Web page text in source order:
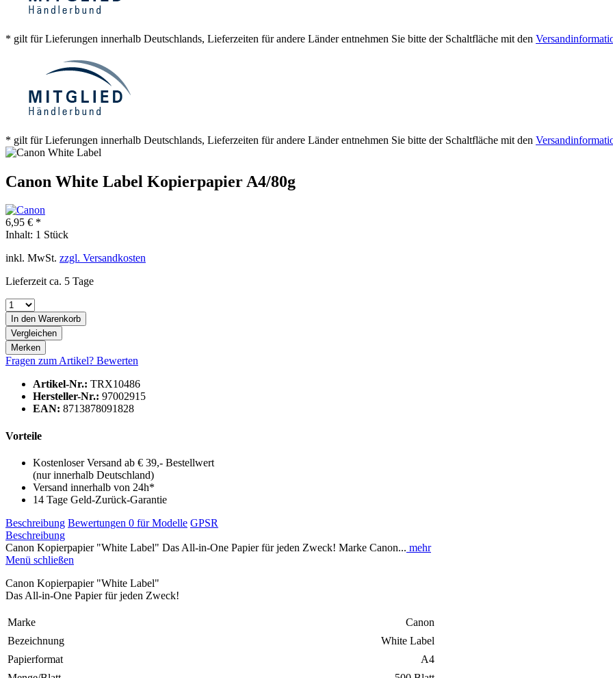
* gilt für Lieferungen innerhalb Deutschlands, Lieferzeiten für andere Länder entnehmen Sie bitte der Schaltfläche mit den
* gilt für Lieferungen innerhalb Deutschlands, Lieferzeiten für andere Länder entnehmen Sie bitte der Schaltfläche mit den
Canon White Label Kopierpapier A4/80g
6,95 € *
Inhalt: 1 Stück
inkl. MwSt. zzgl. Versandkosten
Lieferzeit ca. 5 Tage
In den Warenkorb
Vergleichen
Merken
Fragen zum Artikel? Bewerten
Artikel-Nr.: TRX10486
Hersteller-Nr.: 97002915
EAN: 8713878091828
Vorteile
Kostenloser Versand ab € 39,- Bestellwert
(nur innerhalb Deutschland)
Versand innerhalb von 24h*
14 Tage Geld-Zurück-Garantie
Beschreibung Bewertungen 0 für Modelle GPSR
Beschreibung
Canon Kopierpapier "White Label" Das All-in-One Papier für jeden Zweck! Marke Canon... mehr
Menü schließen
Canon Kopierpapier "White Label"
Das All-in-One Papier für jeden Zweck!
Marke
Canon
Bezeichnung
White Label
Papierformat
A4